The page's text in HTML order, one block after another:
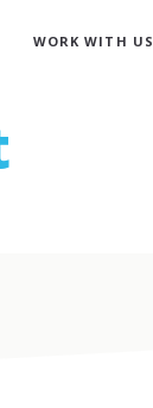
WORK WITH US